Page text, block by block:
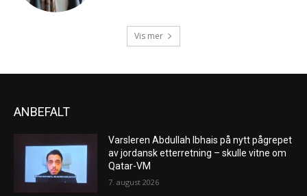
Vis mer
ANBEFALT
Varsleren Abdullah Ibhais på nytt pågrepet
av jordansk etterretning – skulle vitne om
Qatar-VM
7. august 2026